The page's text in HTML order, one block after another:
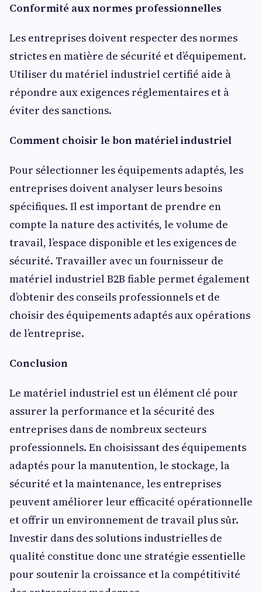
Conformité aux normes professionnelles
Les entreprises doivent respecter des normes
strictes en matière de sécurité et d’équipement.
Utiliser du matériel industriel certifié aide à
répondre aux exigences réglementaires et à
éviter des sanctions.
Comment choisir le bon matériel industriel
Pour sélectionner les équipements adaptés, les
entreprises doivent analyser leurs besoins
spécifiques. Il est important de prendre en
compte la nature des activités, le volume de
travail, l’espace disponible et les exigences de
sécurité. Travailler avec un fournisseur de
matériel industriel B2B fiable permet également
d’obtenir des conseils professionnels et de
choisir des équipements adaptés aux opérations
de l’entreprise.
Conclusion
Le matériel industriel est un élément clé pour
assurer la performance et la sécurité des
entreprises dans de nombreux secteurs
professionnels. En choisissant des équipements
adaptés pour la manutention, le stockage, la
sécurité et la maintenance, les entreprises
peuvent améliorer leur efficacité opérationnelle
et offrir un environnement de travail plus sûr.
Investir dans des solutions industrielles de
qualité constitue donc une stratégie essentielle
pour soutenir la croissance et la compétitivité